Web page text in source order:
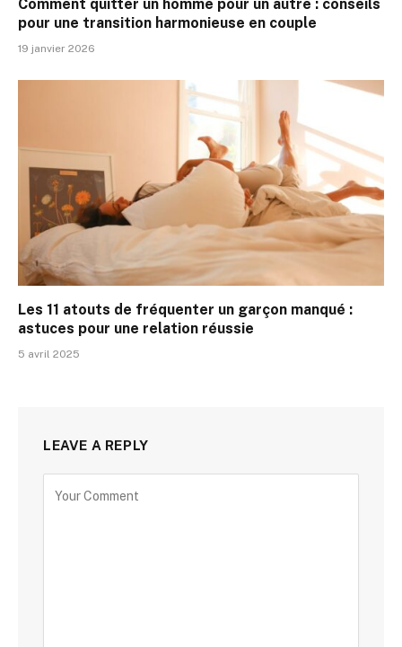
Comment quitter un homme pour un autre : conseils
pour une transition harmonieuse en couple
19 janvier 2026
Les 11 atouts de fréquenter un garçon manqué :
astuces pour une relation réussie
5 avril 2025
LEAVE A REPLY